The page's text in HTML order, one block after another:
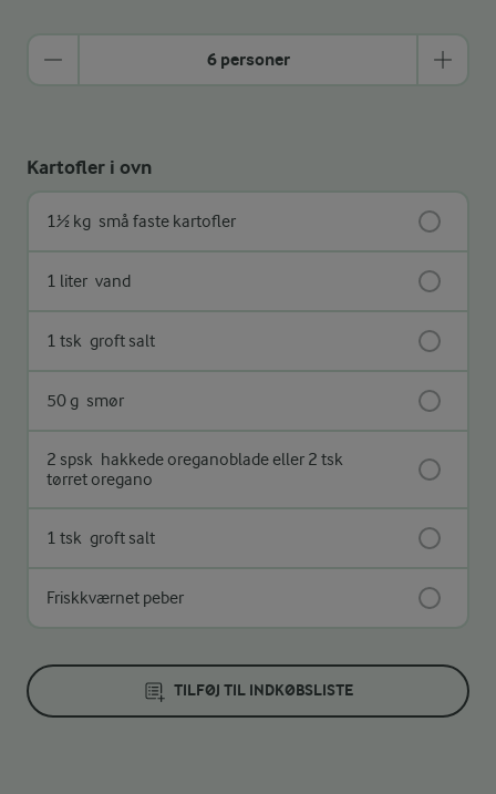
6 personer
Kartofler i ovn
1½ kg små faste kartofler
1 liter vand
1 tsk groft salt
50 g smør
2 spsk hakkede oreganoblade eller 2 tsk
tørret oregano
1 tsk groft salt
Friskkværnet peber
TILFØJ TIL INDKØBSLISTE